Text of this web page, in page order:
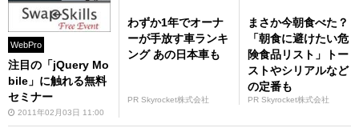
WebPro
注目の「jQuery Mo
bile」に触れる無料
セミナー
2011年02月03日 11:00
わずか1年でオーナ
ーが手放す車ランキ
ング あの日本車も
PR Skyrocket株式会社
まさか今朝食べた？
「朝食に避けたい危
険食品リスト」トー
ストやシリアルなど
の定番も
PR Skyrocket株式会社